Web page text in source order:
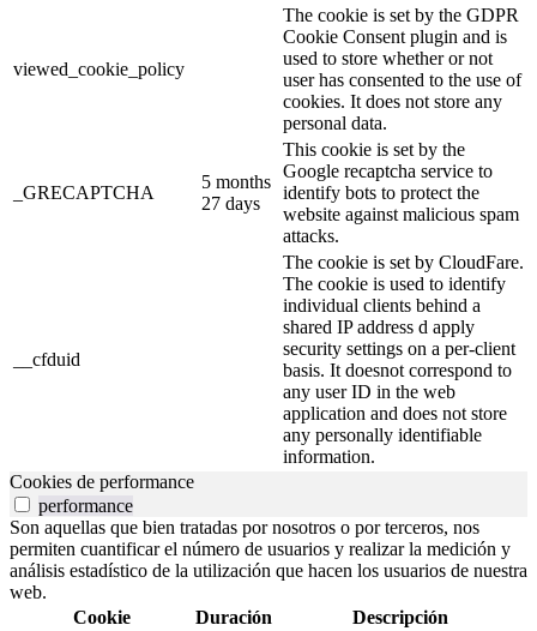
viewed_cookie_policy
The cookie is set by the GDPR
Cookie Consent plugin and is
used to store whether or not
user has consented to the use of
cookies. It does not store any
personal data.
_GRECAPTCHA
5 months
27 days
This cookie is set by the
Google recaptcha service to
identify bots to protect the
website against malicious spam
attacks.
__cfduid
The cookie is set by CloudFare.
The cookie is used to identify
individual clients behind a
shared IP address d apply
security settings on a per-client
basis. It doesnot correspond to
any user ID in the web
application and does not store
any personally identifiable
information.
Cookies de performance
performance
Son aquellas que bien tratadas por nosotros o por terceros, nos
permiten cuantificar el número de usuarios y realizar la medición y
análisis estadístico de la utilización que hacen los usuarios de nuestra
web.
Cookie
Duración Descripción